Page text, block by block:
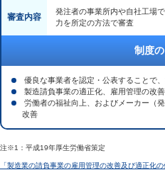
審査内容
発注者の事業所内や自社工場
力を所定の方法で審査
制度
優良な事業者を認定・公表することで
製造請負事業の適正化、雇用管理の改
労働者の福祉向上、およびメーカー（
改善
注※1：平成19年厚生労働省策定
「製造業の請負事業の雇用管理の改善及び適正化